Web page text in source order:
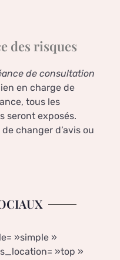
des risques
de consultation
en charge de
tous les
seront exposés.
changer d’avis ou
»simple »
»top »